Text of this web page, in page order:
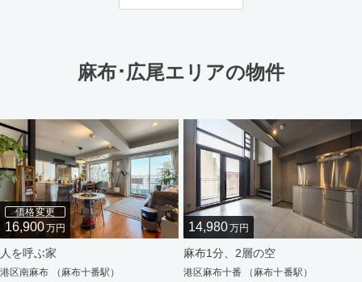
麻布･広尾エリアの物件
価格変更
16,900万円
人を呼ぶ家
港区南麻布 （麻布十番駅）
14,980万円
麻布1分、2層の空
港区麻布十番 （麻布十番駅）